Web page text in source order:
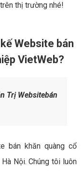
thị trường nhé!
Website bán
VietWeb?
Trị Websitebán
bán khăn quàng cổ
Nội. Chúng tôi luôn